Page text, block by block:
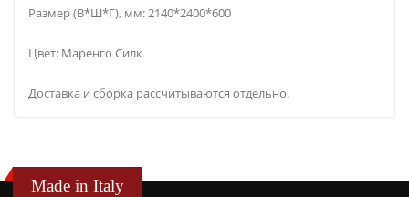
Размер (В*Ш*Г), мм: 2140*2400*600
Цвет: Маренго Силк
Доставка и сборка рассчитываются отдельно.
Made in Italy